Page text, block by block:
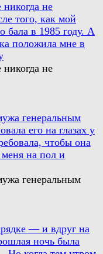
не
того, как мой
бала в 1985 году. А
положила мне в
не
генеральным
его на глазах у
чтобы она
на пол и
генеральным
— и вдруг на
ночь была